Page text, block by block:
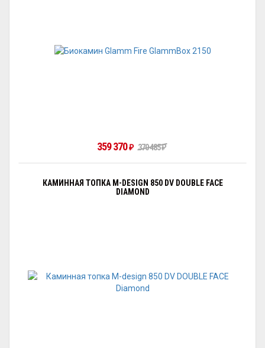
359 370₽ 370 485₽
КАМИННАЯ ТОПКА M-DESIGN 850 DV DOUBLE FACE
DIAMOND